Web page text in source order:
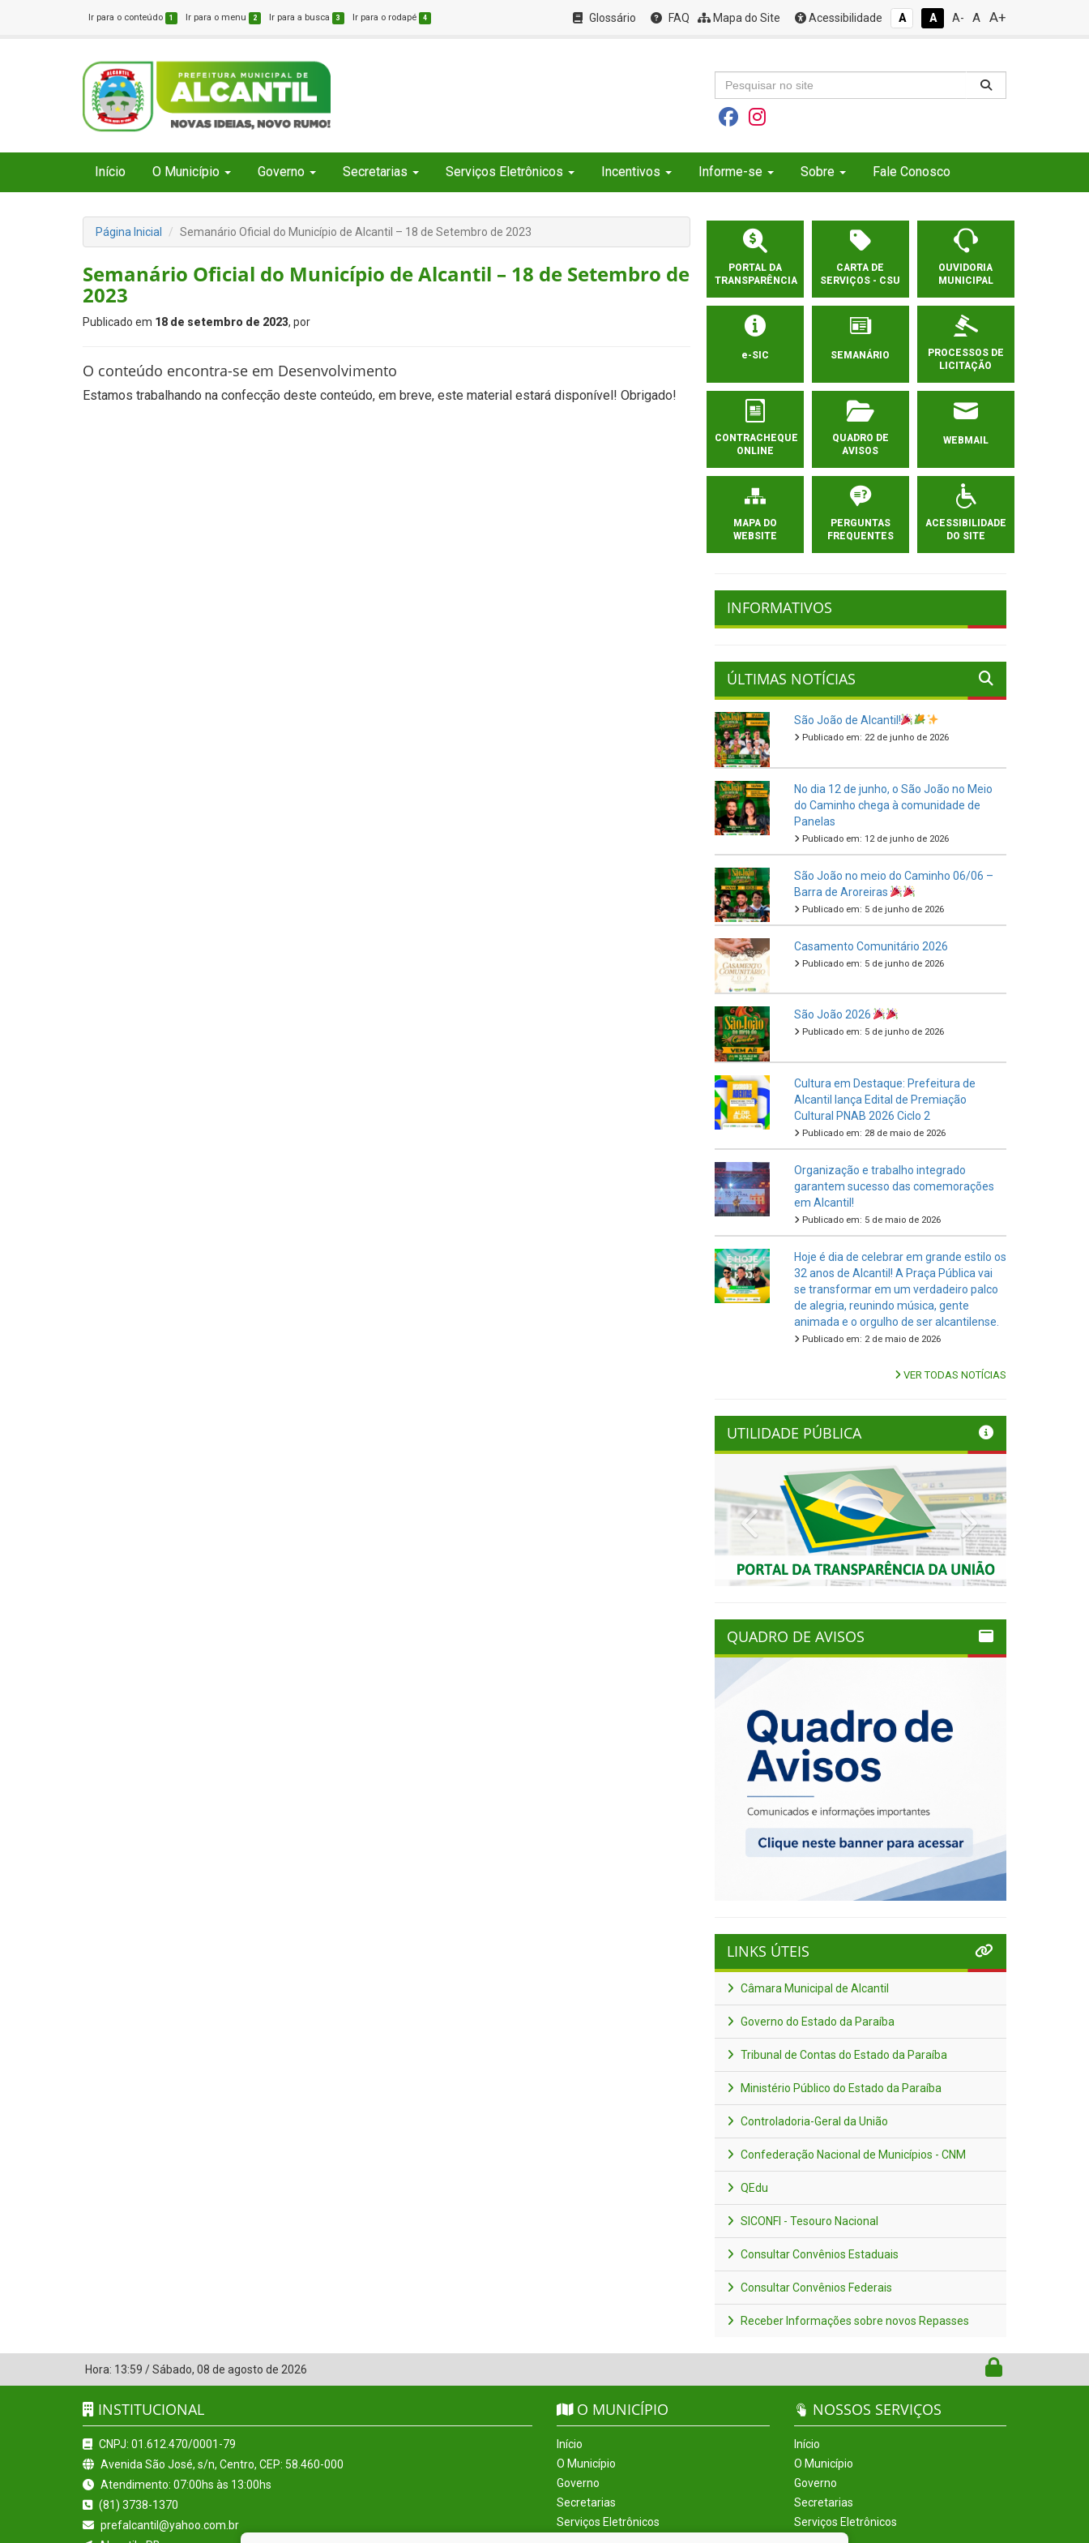
Ir para o conteúdo 1 Ir para o menu 2 Ir para a busca 3 Ir para o rodapé 4 Glossário FAQ Mapa do Site Acessibilidade A A A- A A+
Início O Município Governo Secretarias Serviços Eletrônicos Incentivos Informe-se Sobre Fale Conosco
Página Inicial Semanário Oficial do Município de Alcantil – 18 de Setembro de 2023
Semanário Oficial do Município de Alcantil – 18 de Setembro de
2023
Publicado em 18 de setembro de 2023, por
O conteúdo encontra-se em Desenvolvimento
Estamos trabalhando na confecção deste conteúdo, em breve, este material estará disponível! Obrigado!
PORTAL DA
TRANSPARÊNCIA
CARTA DE
SERVIÇOS - CSU
OUVIDORIA
MUNICIPAL
e-SIC SEMANÁRIO
PROCESSOS DE
LICITAÇÃO
CONTRACHEQUE
ONLINE
QUADRO DE
AVISOS
WEBMAIL
MAPA DO
WEBSITE
PERGUNTAS
FREQUENTES
ACESSIBILIDADE
DO SITE
INFORMATIVOS
ÚLTIMAS NOTÍCIAS
São João de Alcantil!
Publicado em: 22 de junho de 2026
No dia 12 de junho, o São João no Meio
do Caminho chega à comunidade de
Panelas
Publicado em: 12 de junho de 2026
São João no meio do Caminho 06/06 –
Barra de Aroreiras
Publicado em: 5 de junho de 2026
Casamento Comunitário 2026
Publicado em: 5 de junho de 2026
São João 2026
Publicado em: 5 de junho de 2026
Cultura em Destaque: Prefeitura de
Alcantil lança Edital de Premiação
Cultural PNAB 2026 Ciclo 2
Publicado em: 28 de maio de 2026
Organização e trabalho integrado
garantem sucesso das comemorações
em Alcantil!
Publicado em: 5 de maio de 2026
Hoje é dia de celebrar em grande estilo os
32 anos de Alcantil! A Praça Pública vai
se transformar em um verdadeiro palco
de alegria, reunindo música, gente
animada e o orgulho de ser alcantilense.
Publicado em: 2 de maio de 2026
VER TODAS NOTÍCIAS
UTILIDADE PÚBLICA
Previous Next
QUADRO DE AVISOS
LINKS ÚTEIS
Câmara Municipal de Alcantil
Governo do Estado da Paraíba
Tribunal de Contas do Estado da Paraíba
Ministério Público do Estado da Paraíba
Controladoria-Geral da União
Confederação Nacional de Municípios - CNM
QEdu
SICONFI - Tesouro Nacional
Consultar Convênios Estaduais
Consultar Convênios Federais
Receber Informações sobre novos Repasses
Hora: 13:59 /Sábado, 08 de agosto de 2026
INSTITUCIONAL
CNPJ: 01.612.470/0001-79
Avenida São José, s/n, Centro, CEP: 58.460-000
Atendimento: 07:00hs às 13:00hs
(81) 3738-1370
prefalcantil@yahoo.com.br
O MUNICÍPIO
Início
O Município
Governo
Secretarias
Serviços Eletrônicos
NOSSOS SERVIÇOS
Início
O Município
Governo
Secretarias
Serviços Eletrônicos